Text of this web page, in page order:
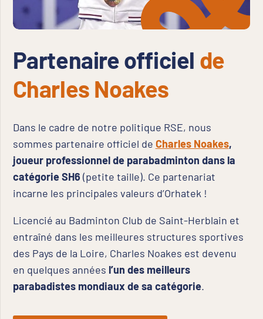
Partenaire officiel de
Charles Noakes
Dans le cadre de notre politique RSE, nous
sommes partenaire officiel de Charles Noakes,
joueur professionnel de parabadminton dans la
catégorie SH6 (petite taille). Ce partenariat
incarne les principales valeurs d’Orhatek !
Licencié au Badminton Club de Saint-Herblain et
entraîné dans les meilleures structures sportives
des Pays de la Loire, Charles Noakes est devenu
en quelques années l’un des meilleurs
parabadistes mondiaux de sa catégorie.